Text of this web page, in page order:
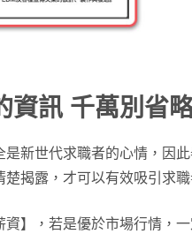
資訊 千萬別省
新世代求職者的心情，因
揭露，才可以有效吸引求職
資】，若是優於市場行情，